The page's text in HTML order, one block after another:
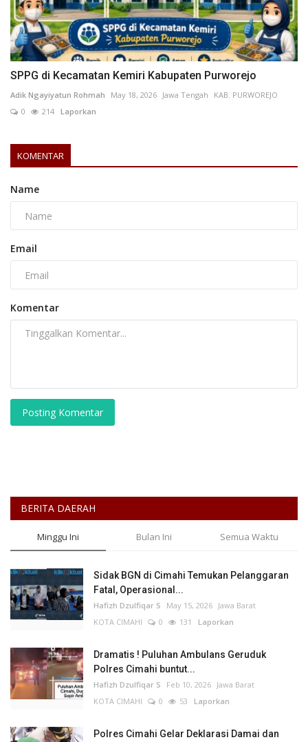
SPPG di Kecamatan Kemiri Kabupaten Purworejo
Adik Ngayiyatun Rohmah May 18, 2026 Jawa Tengah
KAB. PURWOREJO
0
214 Laporkan
KOMENTAR
Name
Email
Komentar
Posting Komentar
BERITA DAERAH
Minggu Ini Bulan Ini Semua Waktu
Sidak BGN di Cimahi Temukan Pelanggaran
Fatal, Operasional...
Hafizh Dzulfiqar S May 15, 2026 Jawa Barat
KOTA CIMAHI
0 131 Laporkan
Dramatis ! Puluhan Ambulans Geruduk
Polres Cimahi buntut...
Hafizh Dzulfiqar S Feb 10, 2026 Jawa Barat
KOTA CIMAHI
0 53 Laporkan
Polres Cimahi Gelar Deklarasi Damai dan